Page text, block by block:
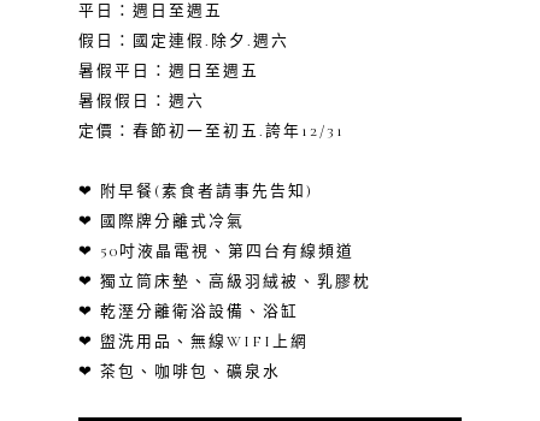
平日：週日至週五
假日：國定連假.除夕.週六
暑假平日：週日至週五
暑假假日：週六
定價：春節初一至初五.誇年12/31
❤ 附早餐(素食者請事先告知)
❤ 國際牌分離式冷氣
❤ 50吋液晶電視、第四台有線頻道
❤ 獨立筒床墊、高級羽絨被、乳膠枕
❤ 乾溼分離衛浴設備、浴缸
❤ 盥洗用品、無線WIFI上網
❤ 茶包、咖啡包、礦泉水